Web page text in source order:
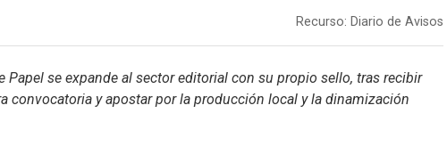
Recurso: Diario de Avisos
Papel se expande al sector editorial con su propio sello, tras recibir
convocatoria y apostar por la producción local y la dinamización